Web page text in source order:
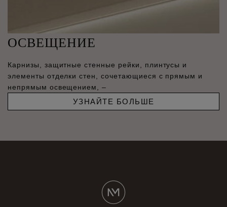
ОСВЕЩЕНИЕ
Карнизы, защитные стенные рейки, плинтусы и
элементы отделки стен, сочетающиеся с прямым и
непрямым освещением, –
УЗНАЙТЕ БОЛЬШЕ